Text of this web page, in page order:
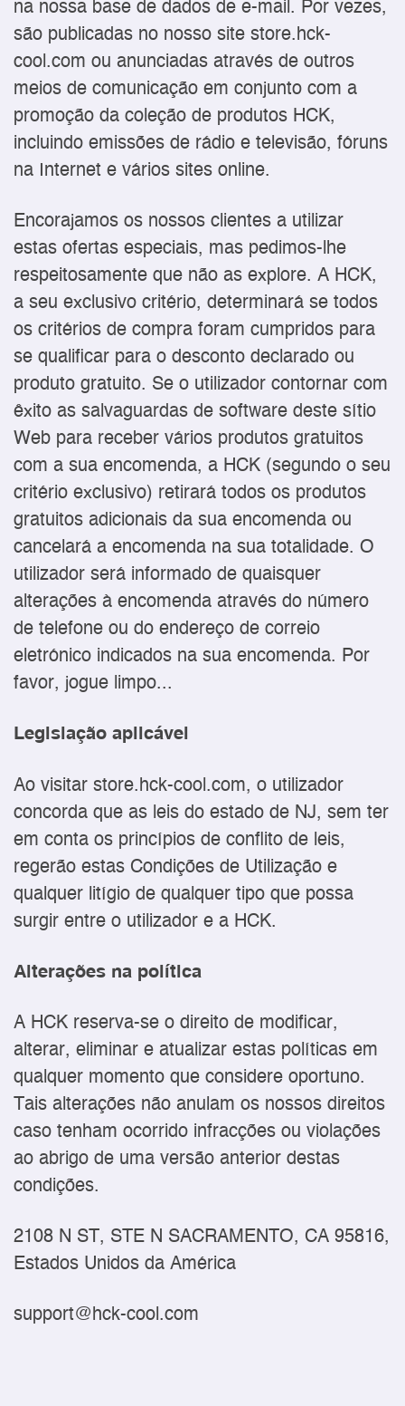
na nossa base de dados de e-mail. Por vezes,
são publicadas no nosso site store.hck-
cool.com ou anunciadas através de outros
meios de comunicação em conjunto com a
promoção da coleção de produtos HCK,
incluindo emissões de rádio e televisão, fóruns
na Internet e vários sites online.
Encorajamos os nossos clientes a utilizar
estas ofertas especiais, mas pedimos-lhe
respeitosamente que não as explore. A HCK,
a seu exclusivo critério, determinará se todos
os critérios de compra foram cumpridos para
se qualificar para o desconto declarado ou
produto gratuito. Se o utilizador contornar com
êxito as salvaguardas de software deste sítio
Web para receber vários produtos gratuitos
com a sua encomenda, a HCK (segundo o seu
critério exclusivo) retirará todos os produtos
gratuitos adicionais da sua encomenda ou
cancelará a encomenda na sua totalidade. O
utilizador será informado de quaisquer
alterações à encomenda através do número
de telefone ou do endereço de correio
eletrónico indicados na sua encomenda. Por
favor, jogue limpo...
Legislação aplicável
Ao visitar store.hck-cool.com, o utilizador
concorda que as leis do estado de NJ, sem ter
em conta os princípios de conflito de leis,
regerão estas Condições de Utilização e
qualquer litígio de qualquer tipo que possa
surgir entre o utilizador e a HCK.
Alterações na política
A HCK reserva-se o direito de modificar,
alterar, eliminar e atualizar estas políticas em
qualquer momento que considere oportuno.
Tais alterações não anulam os nossos direitos
caso tenham ocorrido infracções ou violações
ao abrigo de uma versão anterior destas
condições.
2108 N ST, STE N SACRAMENTO, CA 95816,
Estados Unidos da América
support@hck-cool.com